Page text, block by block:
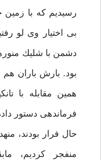
رسيديم كه با
بى اختيار وى لو
دشمن با شليك
بود. بارش باران
فرماندهى دستور
حال فرار بودند،
منفجر كرديم،